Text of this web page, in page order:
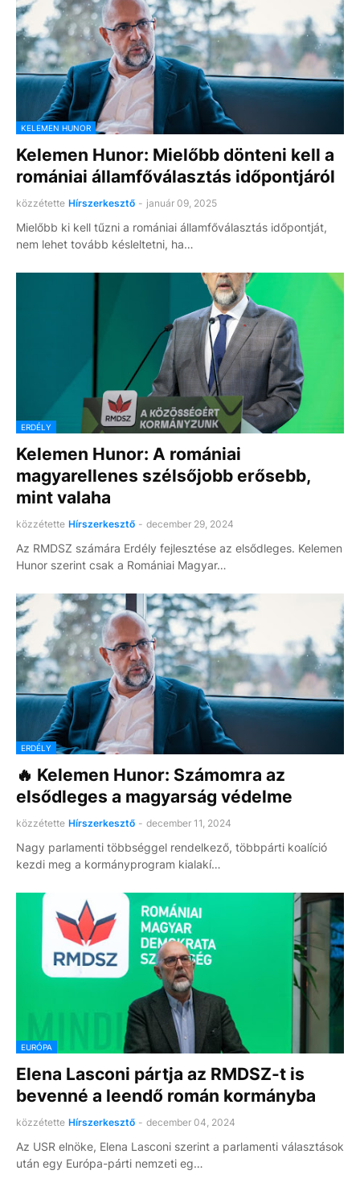
KELEMEN HUNOR
Kelemen Hunor: Mielőbb dönteni kell a
romániai államfőválasztás időpontjáról
közzétette Hírszerkesztő - január 09, 2025
Mielőbb ki kell tűzni a romániai államfőválasztás időpontját,
nem lehet tovább késleltetni, ha…
ERDÉLY
Kelemen Hunor: A romániai
magyarellenes szélsőjobb erősebb,
mint valaha
közzétette Hírszerkesztő - december 29, 2024
Az RMDSZ számára Erdély fejlesztése az elsődleges. Kelemen
Hunor szerint csak a Romániai Magyar…
ERDÉLY
🔥 Kelemen Hunor: Számomra az
elsődleges a magyarság védelme
közzétette Hírszerkesztő - december 11, 2024
Nagy parlamenti többséggel rendelkező, többpárti koalíció
kezdi meg a kormányprogram kialakí…
EURÓPA
Elena Lasconi pártja az RMDSZ-t is
bevenné a leendő román kormányba
közzétette Hírszerkesztő - december 04, 2024
Az USR elnöke, Elena Lasconi szerint a parlamenti választások
után egy Európa-párti nemzeti eg…